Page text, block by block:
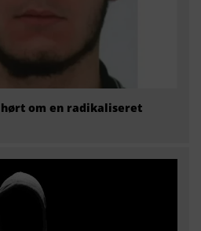
om en radikaliseret